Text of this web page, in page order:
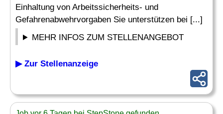
Einhaltung von Arbeitssicherheits- und
Gefahrenabwehrvorgaben Sie unterstützen bei [...]
MEHR INFOS ZUM STELLENANGEBOT
▶ Zur Stellenanzeige